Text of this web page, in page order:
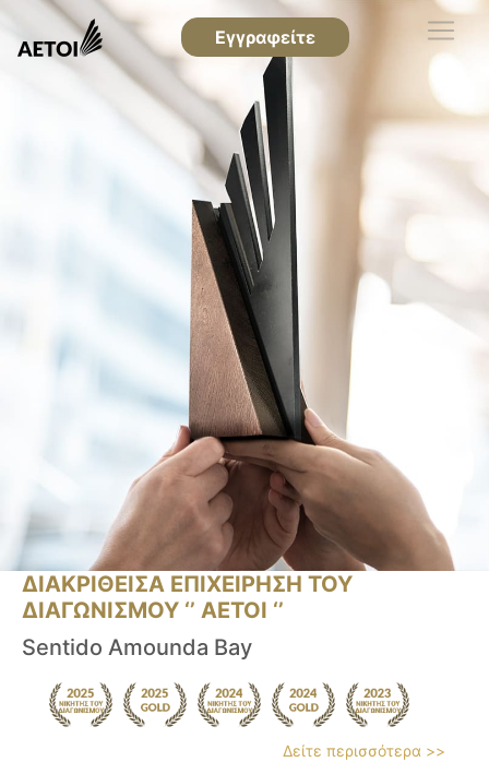
Εγγραφείτε
ΔΙΑΚΡΙΘΕΙΣΑ ΕΠΙΧΕΙΡΗΣΗ ΤΟΥ
ΔΙΑΓΩΝΙΣΜΟΥ ‘’ ΑΕΤΟΙ ‘’
Sentido Amounda Bay
Δείτε περισσότερα >>